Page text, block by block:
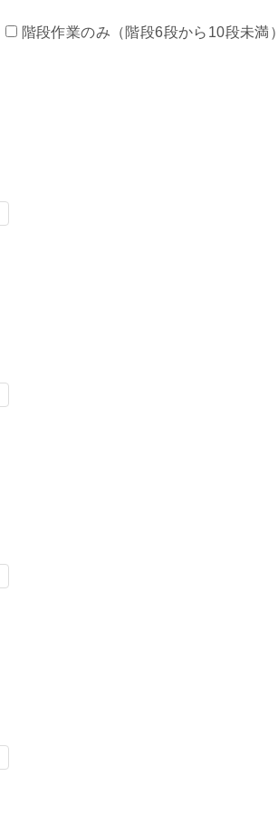
階段作業のみ（階段6段から10段未満）